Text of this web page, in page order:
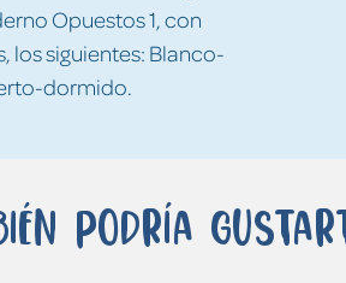
Opuestos 1, con
los siguientes: Blanco-
dormido.
podría